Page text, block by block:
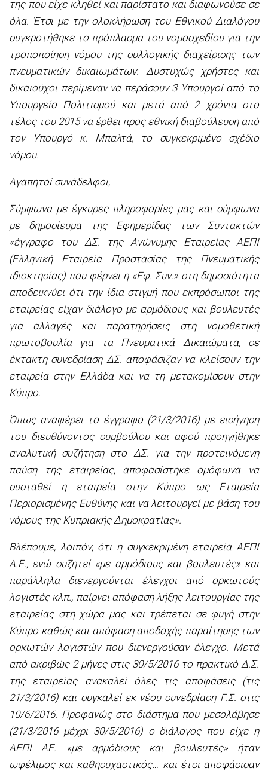
της που είχε κληθεί και παρίστατο και διαφωνούσε σε
όλα. Έτσι με την ολοκλήρωση του Εθνικού Διαλόγου
συγκροτήθηκε το πρόπλασμα του νομοσχεδίου για την
τροποποίηση νόμου της συλλογικής διαχείρισης των
πνευματικών δικαιωμάτων. Δυστυχώς χρήστες και
δικαιούχοι περίμεναν να περάσουν 3 Υπουργοί από το
Υπουργείο Πολιτισμού και μετά από 2 χρόνια στο
τέλος του 2015 να έρθει προς εθνική διαβούλευση από
τον Υπουργό κ. Μπαλτά, το συγκεκριμένο σχέδιο
νόμου.
Αγαπητοί συνάδελφοι,
Σύμφωνα με έγκυρες πληροφορίες μας και σύμφωνα
με δημοσίευμα της Εφημερίδας των Συντακτών
«έγγραφο του ΔΣ. της Ανώνυμης Εταιρείας ΑΕΠΙ
(Ελληνική Εταιρεία Προστασίας της Πνευματικής
ιδιοκτησίας) που φέρνει η «Εφ. Συν.» στη δημοσιότητα
αποδεικνύει ότι την ίδια στιγμή που εκπρόσωποι της
εταιρείας είχαν διάλογο με αρμόδιους και βουλευτές
για αλλαγές και παρατηρήσεις στη νομοθετική
πρωτοβουλία για τα Πνευματικά Δικαιώματα, σε
έκτακτη συνεδρίαση ΔΣ. αποφάσιζαν να κλείσουν την
εταιρεία στην Ελλάδα και να τη μετακομίσουν στην
Κύπρο.
Όπως αναφέρει το έγγραφο (21/3/2016) με εισήγηση
του διευθύνοντος συμβούλου και αφού προηγήθηκε
αναλυτική συζήτηση στο ΔΣ. για την προτεινόμενη
παύση της εταιρείας, αποφασίστηκε ομόφωνα να
συσταθεί η εταιρεία στην Κύπρο ως Εταιρεία
Περιορισμένης Ευθύνης και να λειτουργεί με βάση του
νόμους της Κυπριακής Δημοκρατίας».
Βλέπουμε, λοιπόν, ότι η συγκεκριμένη εταιρεία ΑΕΠΙ
Α.Ε., ενώ συζητεί «με αρμόδιους και βουλευτές» και
παράλληλα διενεργούνται έλεγχοι από ορκωτούς
λογιστές κλπ., παίρνει απόφαση λήξης λειτουργίας της
εταιρείας στη χώρα μας και τρέπεται σε φυγή στην
Κύπρο καθώς και απόφαση αποδοχής παραίτησης των
ορκωτών λογιστών που διενεργούσαν έλεγχο. Μετά
από ακριβώς 2 μήνες στις 30/5/2016 το πρακτικό Δ.Σ.
της εταιρείας ανακαλεί όλες τις αποφάσεις (τις
21/3/2016) και συγκαλεί εκ νέου συνεδρίαση Γ.Σ. στις
10/6/2016. Προφανώς στο διάστημα που μεσολάβησε
(21/3/2016 μέχρι 30/5/2016) ο διάλογος που είχε η
ΑΕΠΙ ΑΕ. «με αρμόδιους και βουλευτές» ήταν
ωφέλιμος και καθησυχαστικός… και έτσι αποφάσισαν